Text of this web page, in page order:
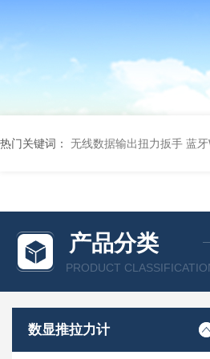
热门关键词： 无线数据输出扭力扳手 蓝
产品分类
PRODUCT
数显推拉力计